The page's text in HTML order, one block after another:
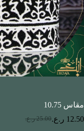
مقاس 10.75
25.00 ر.ع. 12.50 ر.ع.